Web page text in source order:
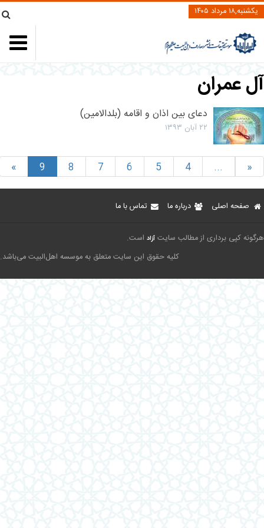
یکشنبه,۱۸ مرداد ۱۴۰۵
آل عمران
دعای بین اذان و اقامه (بلدالامین)
۲۲ آبان ۱۳۹۳
«
...
4
5
6
7
8
9
»
صفحه اصلی درباره ما تماس با ما
هرگونه کپی برداری از مطالب سایت آزاد است.
کلیه حقوق این سایت متعلق به موسسه اهل‌البیت می‌باشد.